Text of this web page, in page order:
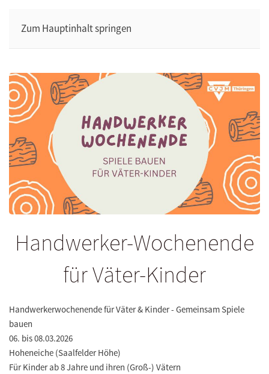
Zum Hauptinhalt springen
Handwerker-Wochenende
für Väter-Kinder
Handwerkerwochenende für Väter & Kinder - Gemeinsam Spiele
bauen
06. bis 08.03.2026
Hoheneiche (Saalfelder Höhe)
Für Kinder ab 8 Jahre und ihren (Groß-) Vätern